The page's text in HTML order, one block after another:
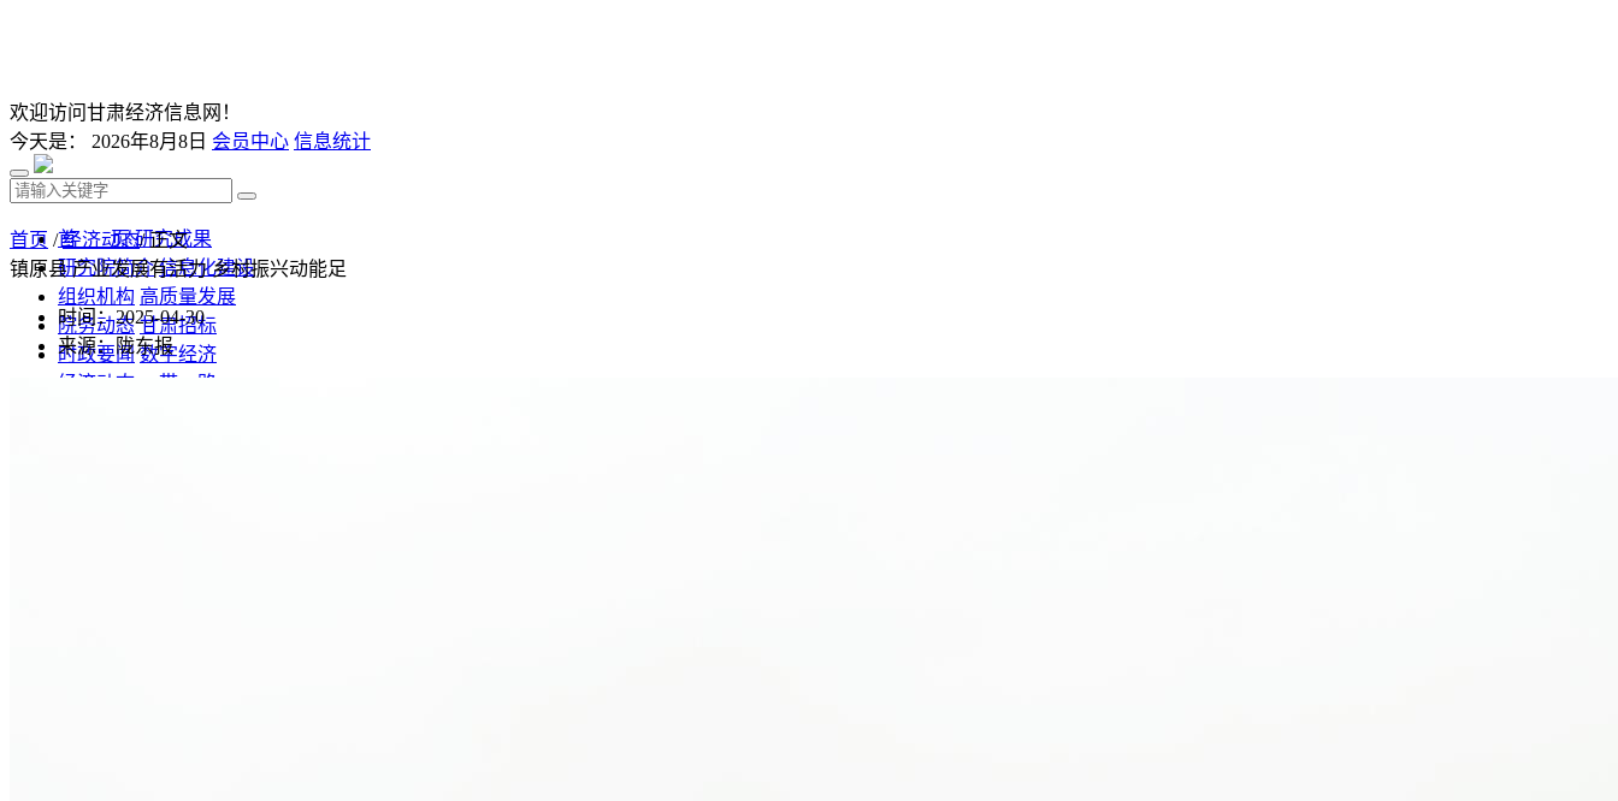
欢迎访问甘肃经济信息网！
今天是： 2026年8月8日 会员中心 信息统计
首 页 研究成果
研究院简介 信息化建设
组织机构 高质量发展
院务动态 甘肃招标
时政要闻 数字经济
经济动态
一带一路
首页 /经济动态/ 正文
镇原县 产业发展有活力 乡村振兴动能足
时间：2025-04-30
来源：陇东报